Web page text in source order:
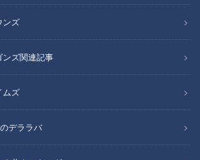
ンズ
ンズ関連記事
ムズ
デララバ